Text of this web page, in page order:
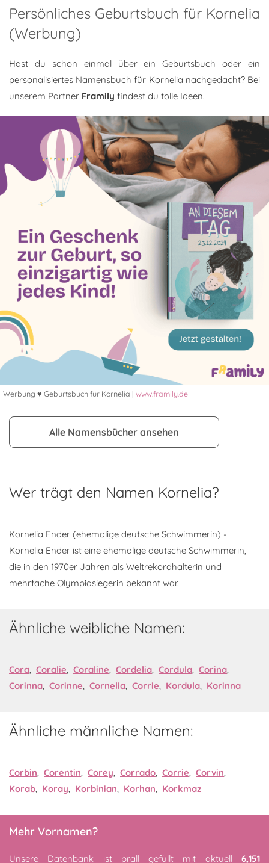
Persönliches Geburtsbuch für Kornelia
(Werbung)
Hast du schon einmal über ein Geburtsbuch oder ein
personalisiertes Namensbuch für Kornelia nachgedacht? Bei
unserem Partner Framily findest du tolle Ideen.
Werbung ♥ Geburtsbuch für Kornelia | www.framily.de
Alle Namensbücher ansehen
Wer trägt den Namen Kornelia?
Kornelia Ender (ehemalige deutsche Schwimmerin) -
Kornelia Ender ist eine ehemalige deutsche Schwimmerin,
die in den 1970er Jahren als Weltrekordhalterin und
mehrfache Olympiasiegerin bekannt war.
Ähnliche weibliche Namen:
Cora, Coralie, Coraline, Cordelia, Cordula, Corina,
Corinna, Corinne, Cornelia, Corrie, Kordula, Korinna
Ähnliche männliche Namen:
Corbin, Corentin, Corey, Corrado, Corrie, Corvin,
Korab, Koray, Korbinian, Korhan, Korkmaz
Mehr Vornamen?
Unsere Datenbank ist prall gefüllt mit aktuell 6,151